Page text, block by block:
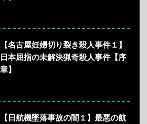
【名古屋妊婦切り裂き殺人事件１】
日本屈指の未解決猟奇殺人事件【序
章】
【日航機墜落事故の闇１】最悪の航